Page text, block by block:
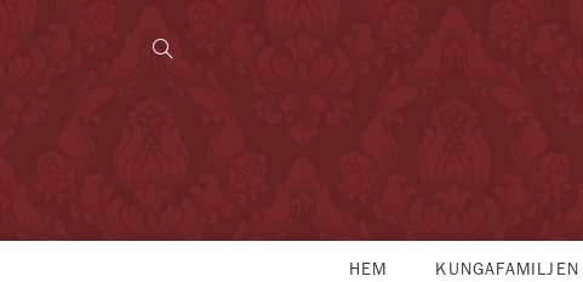
HEM KUNGAFAMILJEN